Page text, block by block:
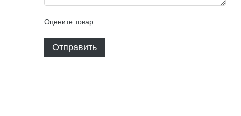
Оцените товар
Отправить